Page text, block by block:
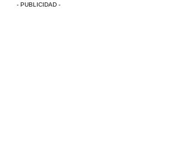
- PUBLICIDAD -